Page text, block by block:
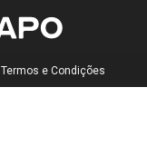
Termos e Condições